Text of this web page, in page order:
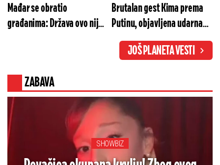
Mađar se obratio
građanima: Država ovo nije
Brutalan gest Kima prema
Putinu, objavljena udarna
vest - Evo šta hitno šalje u
Rusiju (VIDEO)
JOŠ PLANETA VESTI
ZABAVA
SHOWBIZ